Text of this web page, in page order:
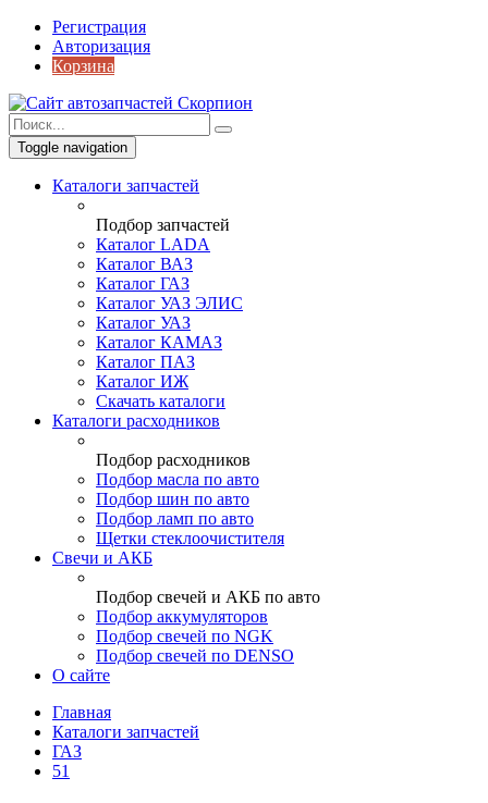
Регистрация
Авторизация
Корзина
Toggle navigation
Каталоги запчастей
Подбор запчастей
Каталог LADA
Каталог ВАЗ
Каталог ГАЗ
Каталог УАЗ ЭЛИС
Каталог УАЗ
Каталог КАМАЗ
Каталог ПАЗ
Каталог ИЖ
Скачать каталоги
Каталоги расходников
Подбор расходников
Подбор масла по авто
Подбор шин по авто
Подбор ламп по авто
Щетки стеклоочистителя
Свечи и АКБ
Подбор свечей и АКБ по авто
Подбор аккумуляторов
Подбор свечей по NGK
Подбор свечей по DENSO
О сайте
Главная
Каталоги запчастей
ГАЗ
51